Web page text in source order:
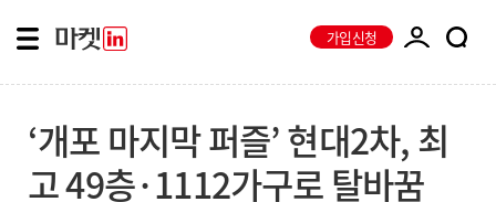
가입신청
‘개포 마지막 퍼즐’ 현대2차, 최
고 49층·1112가구로 탈바꿈